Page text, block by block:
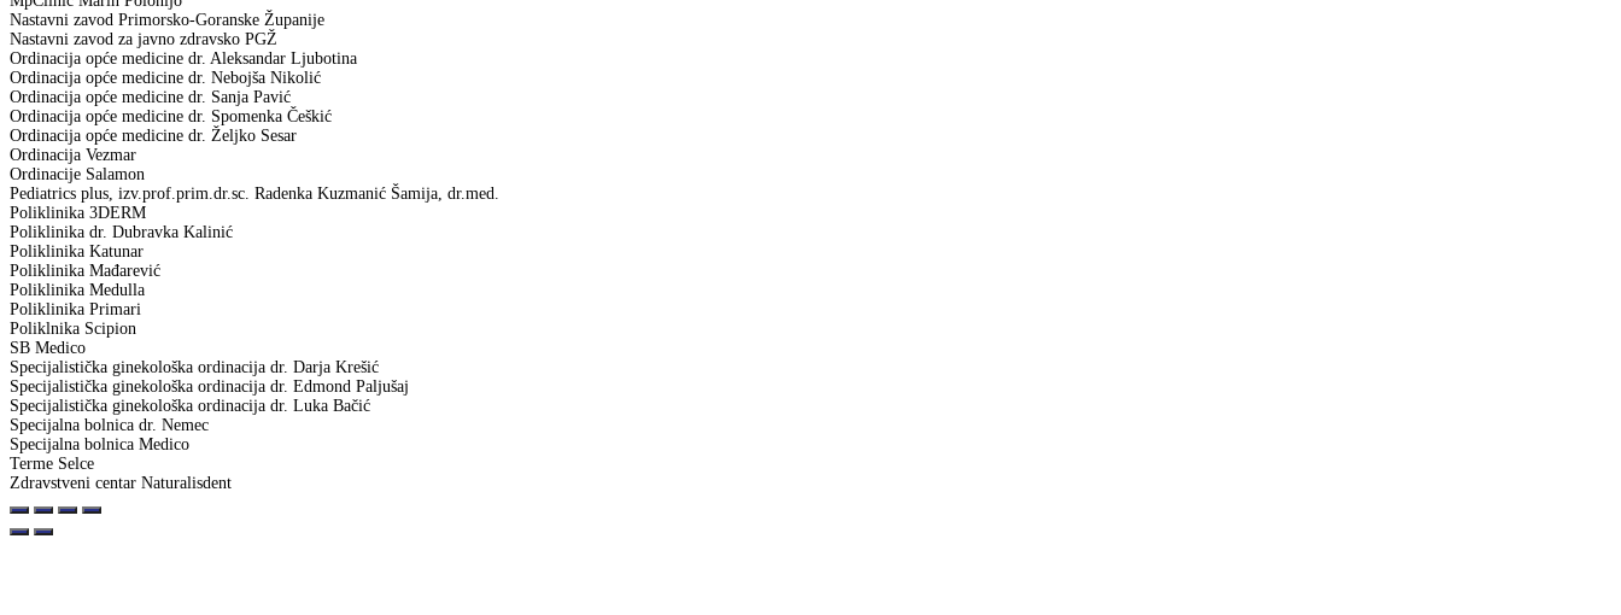
Nastavni zavod Primorsko-Goranske Županije
Nastavni zavod za javno zdravsko PGŽ
Ordinacija opće medicine dr. Aleksandar Ljubotina
Ordinacija opće medicine dr. Nebojša Nikolić
Ordinacija opće medicine dr. Sanja Pavić
Ordinacija opće medicine dr. Spomenka Češkić
Ordinacija opće medicine dr. Željko Sesar
Ordinacija Vezmar
Ordinacije Salamon
Pediatrics plus, izv.prof.prim.dr.sc. Radenka Kuzmanić Šamija, dr.med.
Poliklinika 3DERM
Poliklinika dr. Dubravka Kalinić
Poliklinika Katunar
Poliklinika Mađarević
Poliklinika Medulla
Poliklinika Primari
Poliklnika Scipion
SB Medico
Specijalistička ginekološka ordinacija dr. Darja Krešić
Specijalistička ginekološka ordinacija dr. Edmond Paljušaj
Specijalistička ginekološka ordinacija dr. Luka Bačić
Specijalna bolnica dr. Nemec
Specijalna bolnica Medico
Terme Selce
Zdravstveni centar Naturalisdent